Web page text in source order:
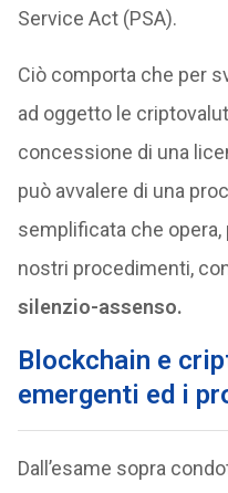
Service Act (PSA).
Ciò comporta che per
ad oggetto le
concessione di una
può avvalere di una
semplificata che opera,
nostri procedimenti,
silenzio-assenso.
Blockchain e
emergenti ed i
Dall’esame sopra